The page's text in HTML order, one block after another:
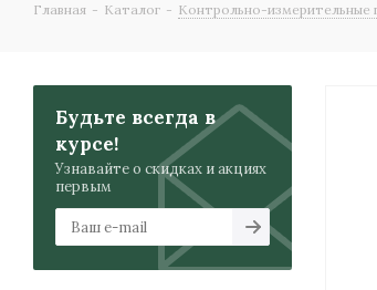
Главная - Каталог - Контрольно-измерительные
Будьте всегда в
курсе!
Узнавайте о скидках и акциях
первым